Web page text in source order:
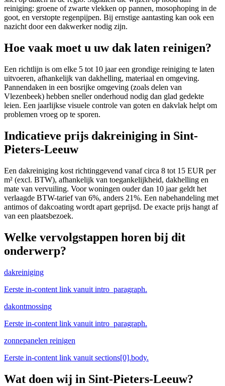
reiniging: groene of zwarte vlekken op pannen, mosophoping in de
goot, en verstopte regenpijpen. Bij ernstige aantasting kan ook een
nazicht door een dakwerker nodig zijn.
Hoe vaak moet u uw dak laten reinigen?
Een richtlijn is om elke 5 tot 10 jaar een grondige reiniging te laten
uitvoeren, afhankelijk van dakhelling, materiaal en omgeving.
Pannendaken in een bosrijke omgeving (zoals delen van
Vlezenbeek) hebben sneller onderhoud nodig dan glad gedekte
leien. Een jaarlijkse visuele controle van goten en dakvlak helpt om
problemen vroeg op te sporen.
Indicatieve prijs dakreiniging in Sint-
Pieters-Leeuw
Een dakreiniging kost richtinggevend vanaf circa 8 tot 15 EUR per
m² (excl. BTW), afhankelijk van toegankelijkheid, dakhelling en
mate van vervuiling. Voor woningen ouder dan 10 jaar geldt het
verlaagde BTW-tarief van 6%, anders 21%. Een nabehandeling met
antimos of dakcoating wordt apart geprijsd. De exacte prijs hangt af
van een plaatsbezoek.
Welke vervolgstappen horen bij dit
onderwerp?
dakreiniging
Eerste in-content link vanuit intro_paragraph.
dakontmossing
Eerste in-content link vanuit intro_paragraph.
zonnepanelen reinigen
Eerste in-content link vanuit sections[0].body.
Wat doen wij in Sint-Pieters-Leeuw?